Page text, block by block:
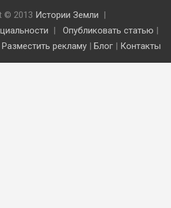
© 2013 Истории Земли
Опубликовать статью |
Разместить рекламу | Блог | Контакты